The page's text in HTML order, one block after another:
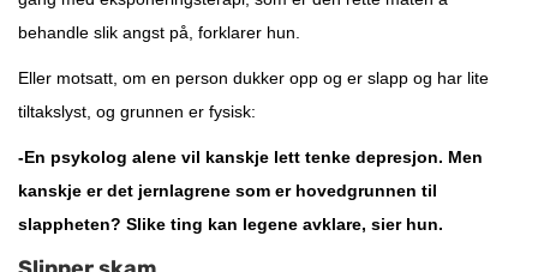
behandle slik angst på, forklarer hun.
Eller motsatt, om en person dukker opp og er slapp og har lite
tiltakslyst, og grunnen er fysisk:
-En psykolog alene vil kanskje lett tenke depresjon. Men
kanskje er det jernlagrene som er hovedgrunnen til
slappheten? Slike ting kan legene avklare, sier hun.